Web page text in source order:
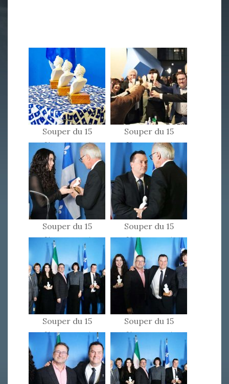
Souper du 15
février 2025
Souper du 15
février 2025
Souper du 15
février 2025
Souper du 15
février 2025
Souper du 15
février 2025
Souper du 15
février 2025